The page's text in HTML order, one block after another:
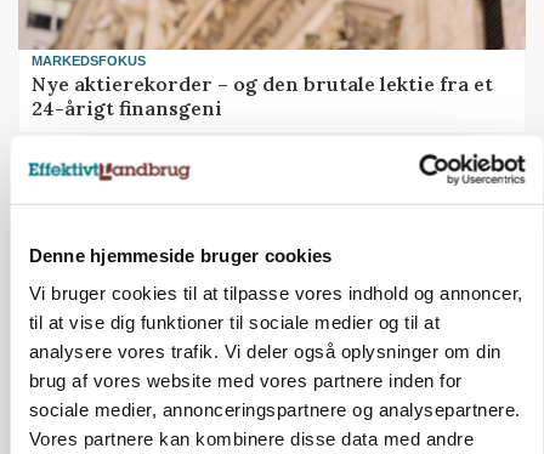
Denne hjemmeside bruger cookies
Vi bruger cookies til at tilpasse vores indhold og annoncer,
til at vise dig funktioner til sociale medier og til at
analysere vores trafik. Vi deler også oplysninger om din
brug af vores website med vores partnere inden for
sociale medier, annonceringspartnere og analysepartnere.
Vores partnere kan kombinere disse data med andre
MARKEDSFOKUS
Nye aktierekorder – og den brutale lektie fra et
24-årigt finansgeni
HØST-TOUR
PLANTER